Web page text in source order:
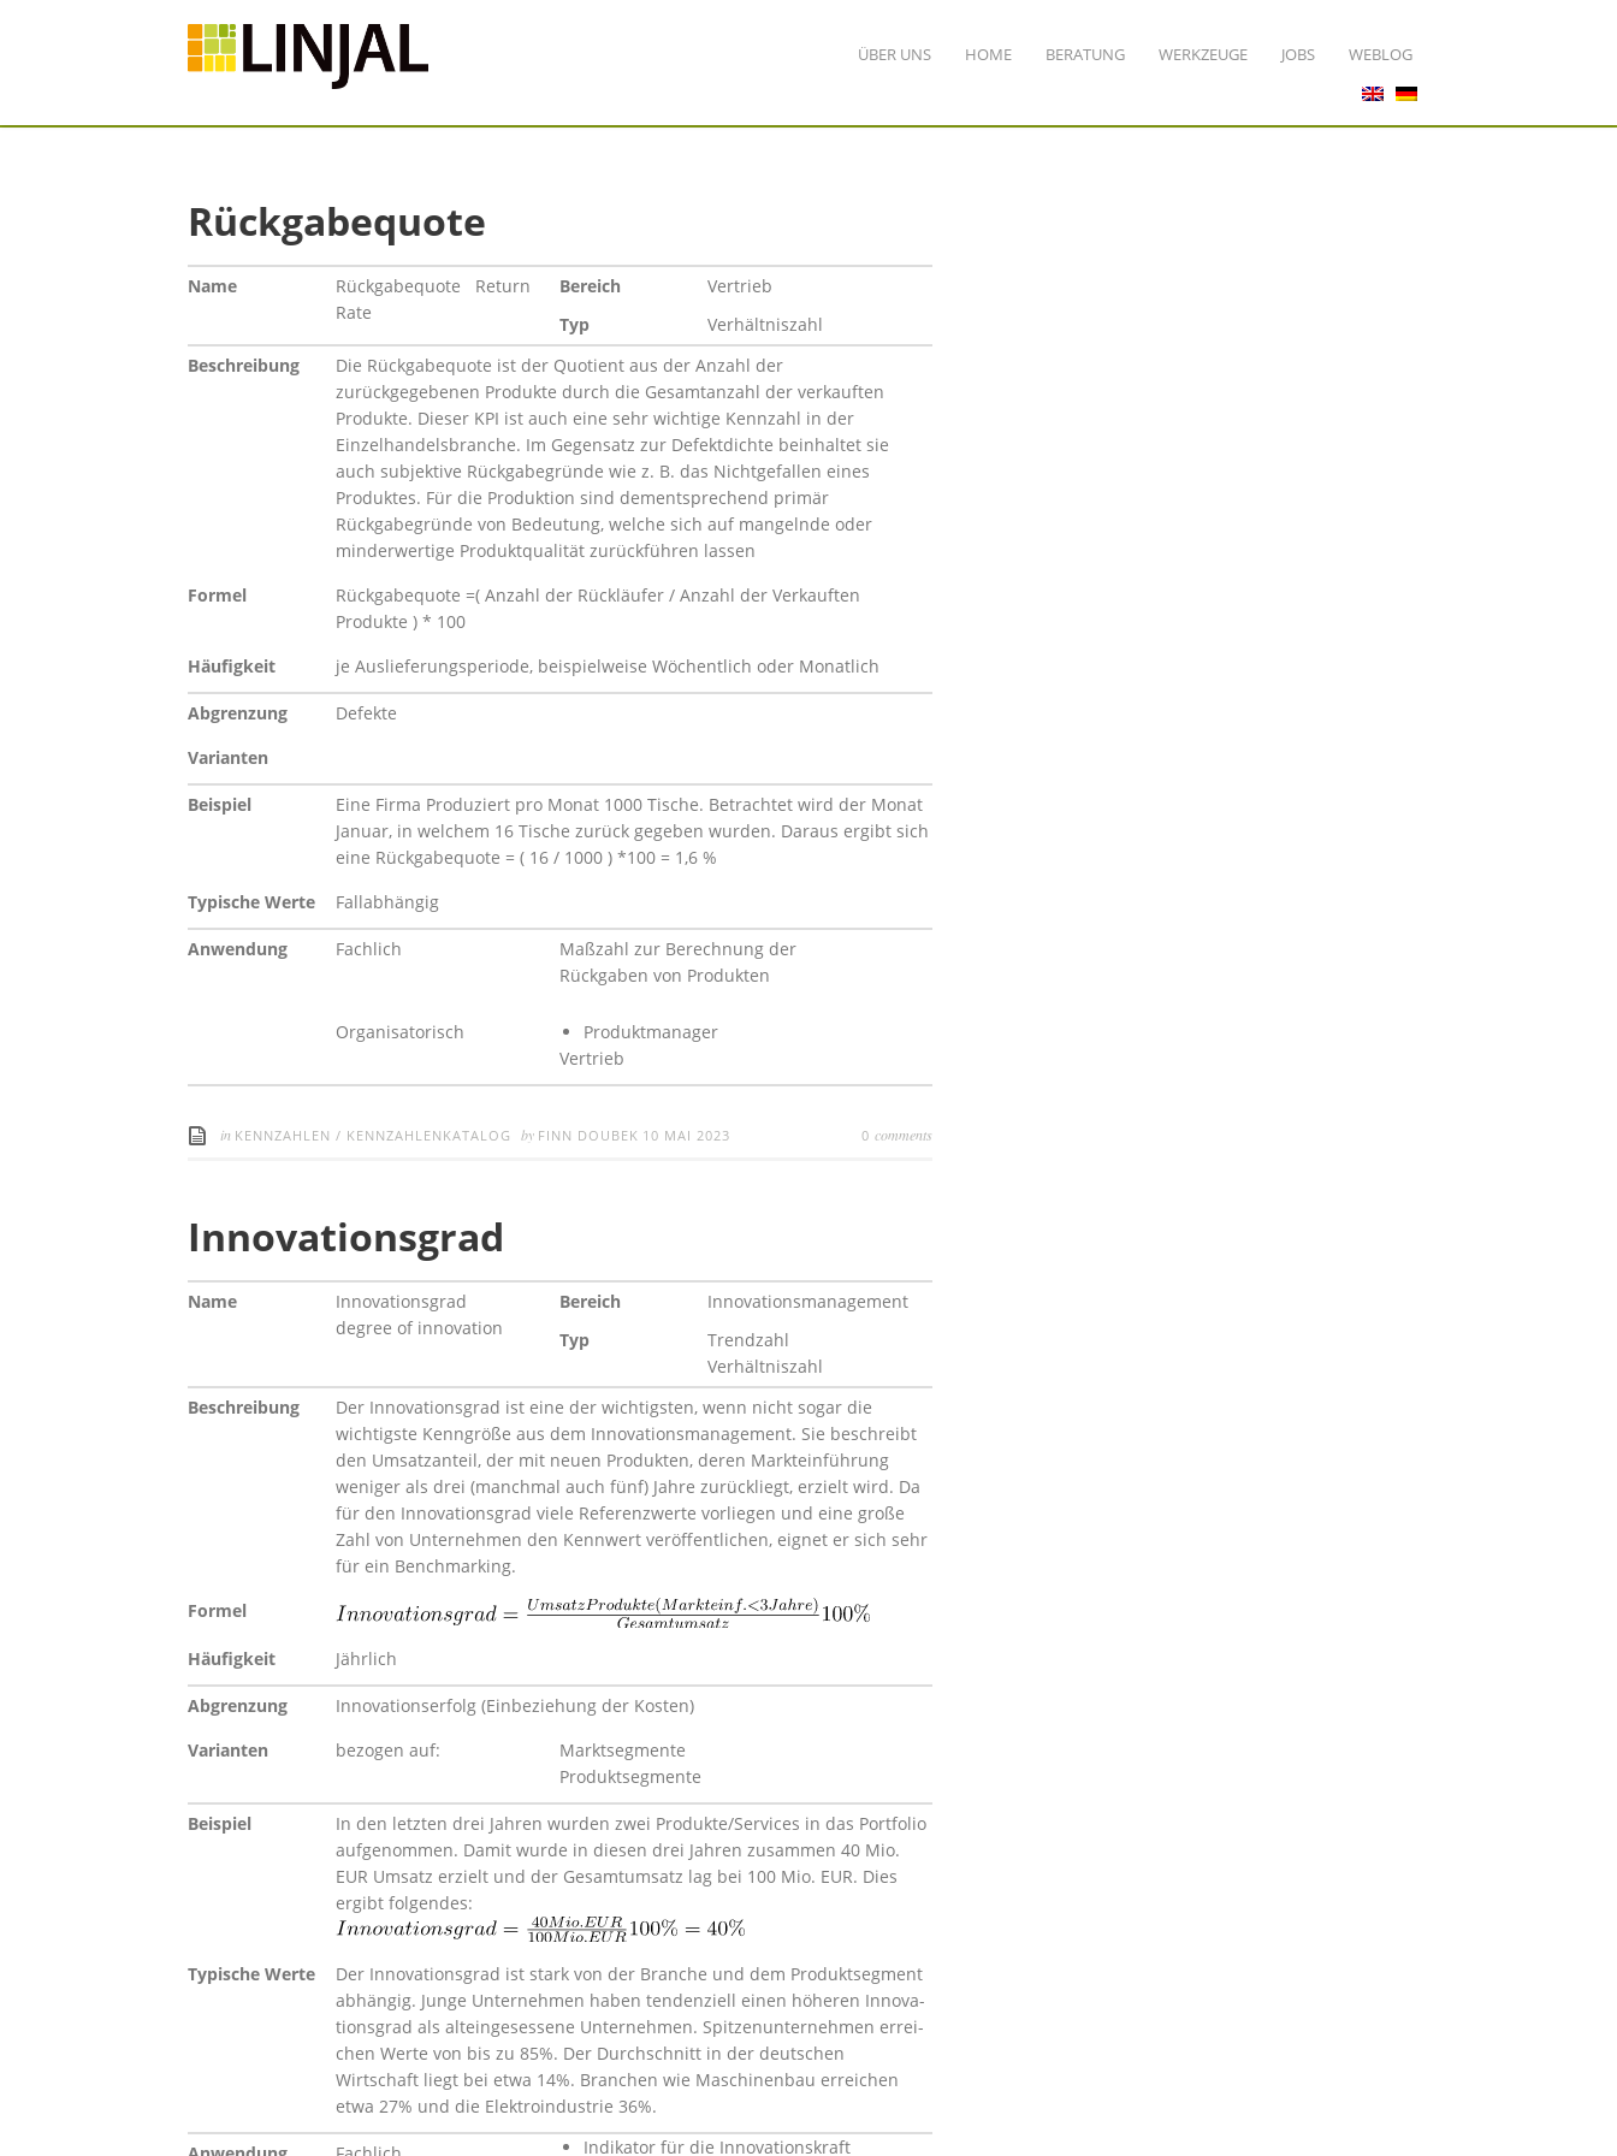
ÜBER UNS HOME BERATUNG WERKZEUGE JOBS WEBLOG
Rückgabequote
Name
Rückgabequote Return
Rate
Bereich
Vertrieb
Typ
Verhältniszahl
Beschreibung
Die Rückgabequote ist der Quotient aus der Anzahl der
zurückgegebenen Produkte durch die Gesamtanzahl der verkauften
Produkte. Dieser KPI ist auch eine sehr wichtige Kennzahl in der
Einzelhandelsbranche. Im Gegensatz zur Defektdichte beinhaltet sie
auch subjektive Rückgabegründe wie z. B. das Nichtgefallen eines
Produktes. Für die Produktion sind dementsprechend primär
Rückgabegründe von Bedeutung, welche sich auf mangelnde oder
minderwertige Produktqualität zurückführen lassen
Formel
Rückgabequote =( Anzahl der Rückläufer / Anzahl der Verkauften
Produkte ) * 100
Häufigkeit
je Auslieferungsperiode, beispielweise Wöchentlich oder Monatlich
Abgrenzung
Defekte
Varianten
Beispiel
Eine Firma Produziert pro Monat 1000 Tische. Betrachtet wird der Monat
Januar, in welchem 16 Tische zurück gegeben wurden. Daraus ergibt sich
eine Rückgabequote = ( 16 / 1000 ) *100 = 1,6 %
Typische Werte
Fallabhängig
Anwendung Fachlich
Maßzahl zur Berechnung der
Rückgaben von Produkten
Organisatorisch
Produktmanager
Vertrieb
in KENNZAHLEN / KENNZAHLENKATALOG by FINN DOUBEK 10 MAI 2023 0comments
Innovationsgrad
Name
Innovationsgrad
degree of innovation
Bereich
Innovationsmanagement
Typ
Trendzahl
Verhältniszahl
Beschreibung
Der Innovationsgrad ist eine der wichtigsten, wenn nicht sogar die
wichtigs­te Kenngröße aus dem Innovationsmanagement. Sie beschreibt
den Um­satzanteil, der mit neuen Produkten, deren Markteinführung
weniger als drei (manchmal auch fünf) Jahre zurückliegt, erzielt wird. Da
für den Inno­vationsgrad viele Referenzwerte vorliegen und eine große
Zahl von Unter­nehmen den Kennwert veröffentlichen, eignet er sich sehr
für ein Bench­marking.
Formel
Häufigkeit Jährlich
Abgrenzung
Innovationserfolg (Einbeziehung der Kosten)
Varianten
bezogen auf:
Marktsegmente
Produktsegmente
Beispiel
In den letzten drei Jahren wurden zwei Produkte/Services in das Portfolio
aufgenommen. Damit wurde in diesen drei Jahren zusammen 40 Mio.
EUR Umsatz erzielt und der Gesamtumsatz lag bei 100 Mio. EUR. Dies
ergibt fol­gendes:
Typische Werte
Der Innovationsgrad ist stark von der Branche und dem Produktsegment
abhängig. Junge Unternehmen haben tendenziell einen höheren Innova­
tionsgrad als alteingesessene Unternehmen. Spitzenunternehmen errei­
chen Werte von bis zu 85%. Der Durchschnitt in der deutschen
Wirtschaft liegt bei etwa 14%. Branchen wie Maschinenbau erreichen
etwa 27% und die Elektroindustrie 36%.
Indikator für die Innovationskraft